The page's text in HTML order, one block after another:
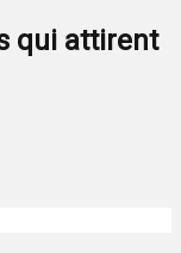
qui attirent